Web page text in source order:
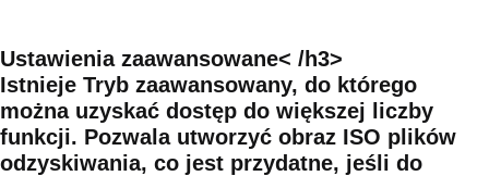
Ustawienia zaawansowane< /h3>
Istnieje Tryb zaawansowany, do którego
można uzyskać dostęp do większej liczby
funkcji. Pozwala utworzyć obraz ISO plików
odzyskiwania, co jest przydatne, jeśli do